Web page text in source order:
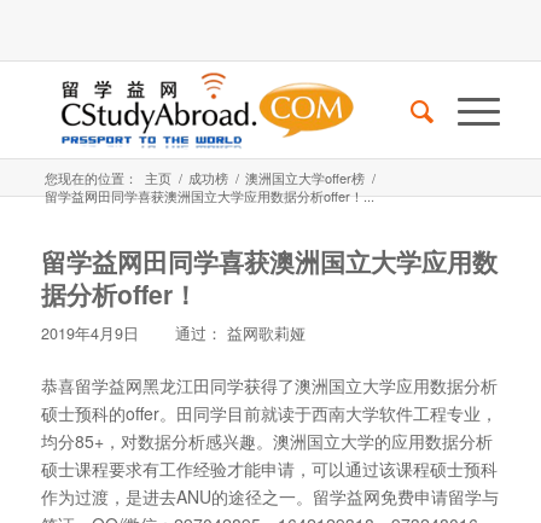
您现在的位置： 主页 / 成功榜 / 澳洲国立大学offer榜 /
留学益网田同学喜获澳洲国立大学应用数据分析offer！...
留学益网田同学喜获澳洲国立大学应用数
据分析offer！
2019年4月9日 通过： 益网歌莉娅
恭喜留学益网黑龙江田同学获得了澳洲国立大学应用数据分析
硕士预科的offer。田同学目前就读于西南大学软件工程专业，
均分85+，对数据分析感兴趣。澳洲国立大学的应用数据分析
硕士课程要求有工作经验才能申请，可以通过该课程硕士预科
作为过渡，是进去ANU的途径之一。留学益网免费申请留学与